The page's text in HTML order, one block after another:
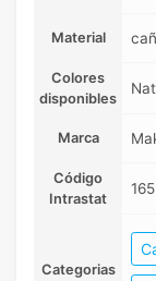
Material
Colores
disponibles
Marca
Código
Intrastat
Categorias